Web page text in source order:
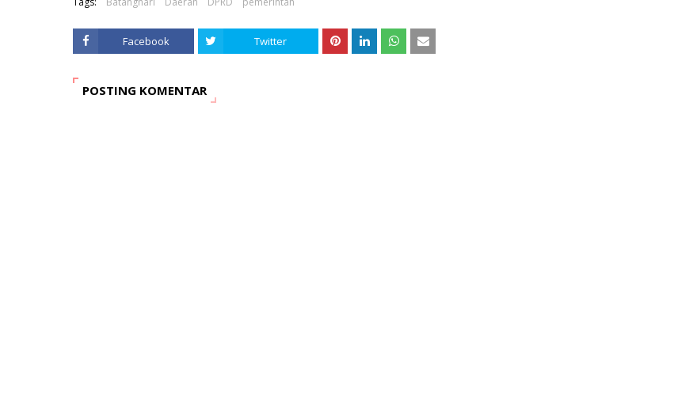
Facebook Twitter
POSTING KOMENTAR